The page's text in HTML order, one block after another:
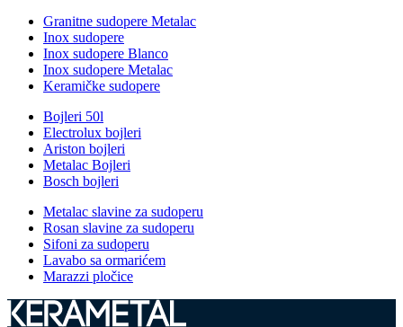
Granitne sudopere Metalac
Inox sudopere
Inox sudopere Blanco
Inox sudopere Metalac
Keramičke sudopere
Bojleri 50l
Electrolux bojleri
Ariston bojleri
Metalac Bojleri
Bosch bojleri
Metalac slavine za sudoperu
Rosan slavine za sudoperu
Sifoni za sudoperu
Lavabo sa ormarićem
Marazzi pločice